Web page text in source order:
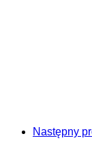
Następny